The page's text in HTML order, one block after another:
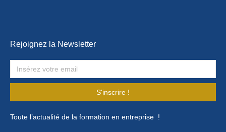
Rejoignez la Newsletter
S'inscrire !
Toute l’actualité de la formation en entreprise !